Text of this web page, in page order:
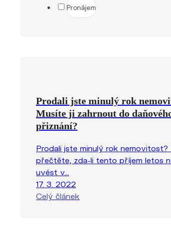
Pronájem
Prodali jste minulý rok
Musíte ji zahrnout do
přiznání?
Prodali jste minulý rok nemovitost?
přečtěte, zda-li tento příjem letos
uvést v...
17. 3. 2022
Celý článek